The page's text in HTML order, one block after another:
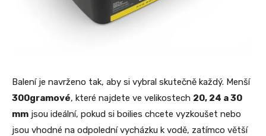
Balení je navrženo tak, aby si vybral skutečně každý. Menší
300gramové, které najdete ve velikostech 20, 24 a 30
mm jsou ideální, pokud si boilies chcete vyzkoušet nebo
jsou vhodné na odpolední vycházku k vodě, zatímco větší